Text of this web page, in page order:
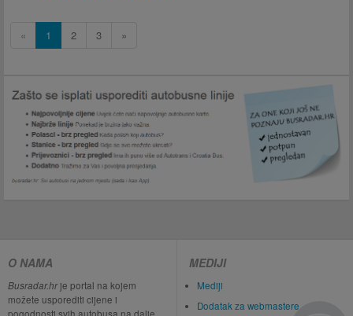
« 1 2 3 »
O NAMA
Busradar.hrje portal na kojem
možete usporediti cijene i
MEDIJI
Mediji
Dodatak za webmastere